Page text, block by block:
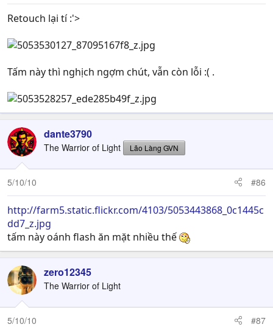
Retouch lại tí :'>
Tấm này thì nghịch ngợm chút, vẫn còn lỗi :( .
dante3790
The Warrior of Light Lão Làng GVN
5/10/10 #86
http://farm5.static.flickr.com/4103/5053443868_0c1445c
dd7_z.jpg
tấm này oánh flash ăn mặt nhiều thế
zero12345
The Warrior of Light
5/10/10 #87